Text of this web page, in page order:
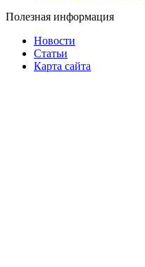
Полезная информация
Новости
Статьи
Карта сайта